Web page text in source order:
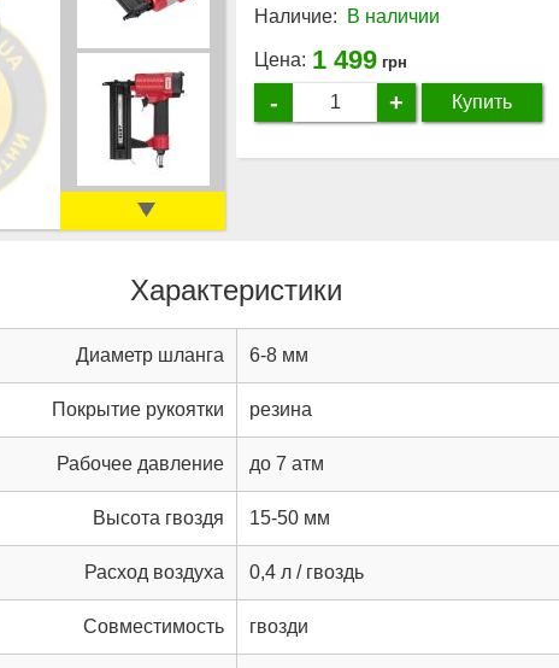
Наличие: В наличии
Цена: 1 499 грн
- + Купить
Характеристики
Диаметр шланга 6-8 мм
Покрытие рукоятки резина
Рабочее давление до 7 атм
Высота гвоздя 15-50 мм
Расход воздуха 0,4 л / гвоздь
Совместимость гвозди